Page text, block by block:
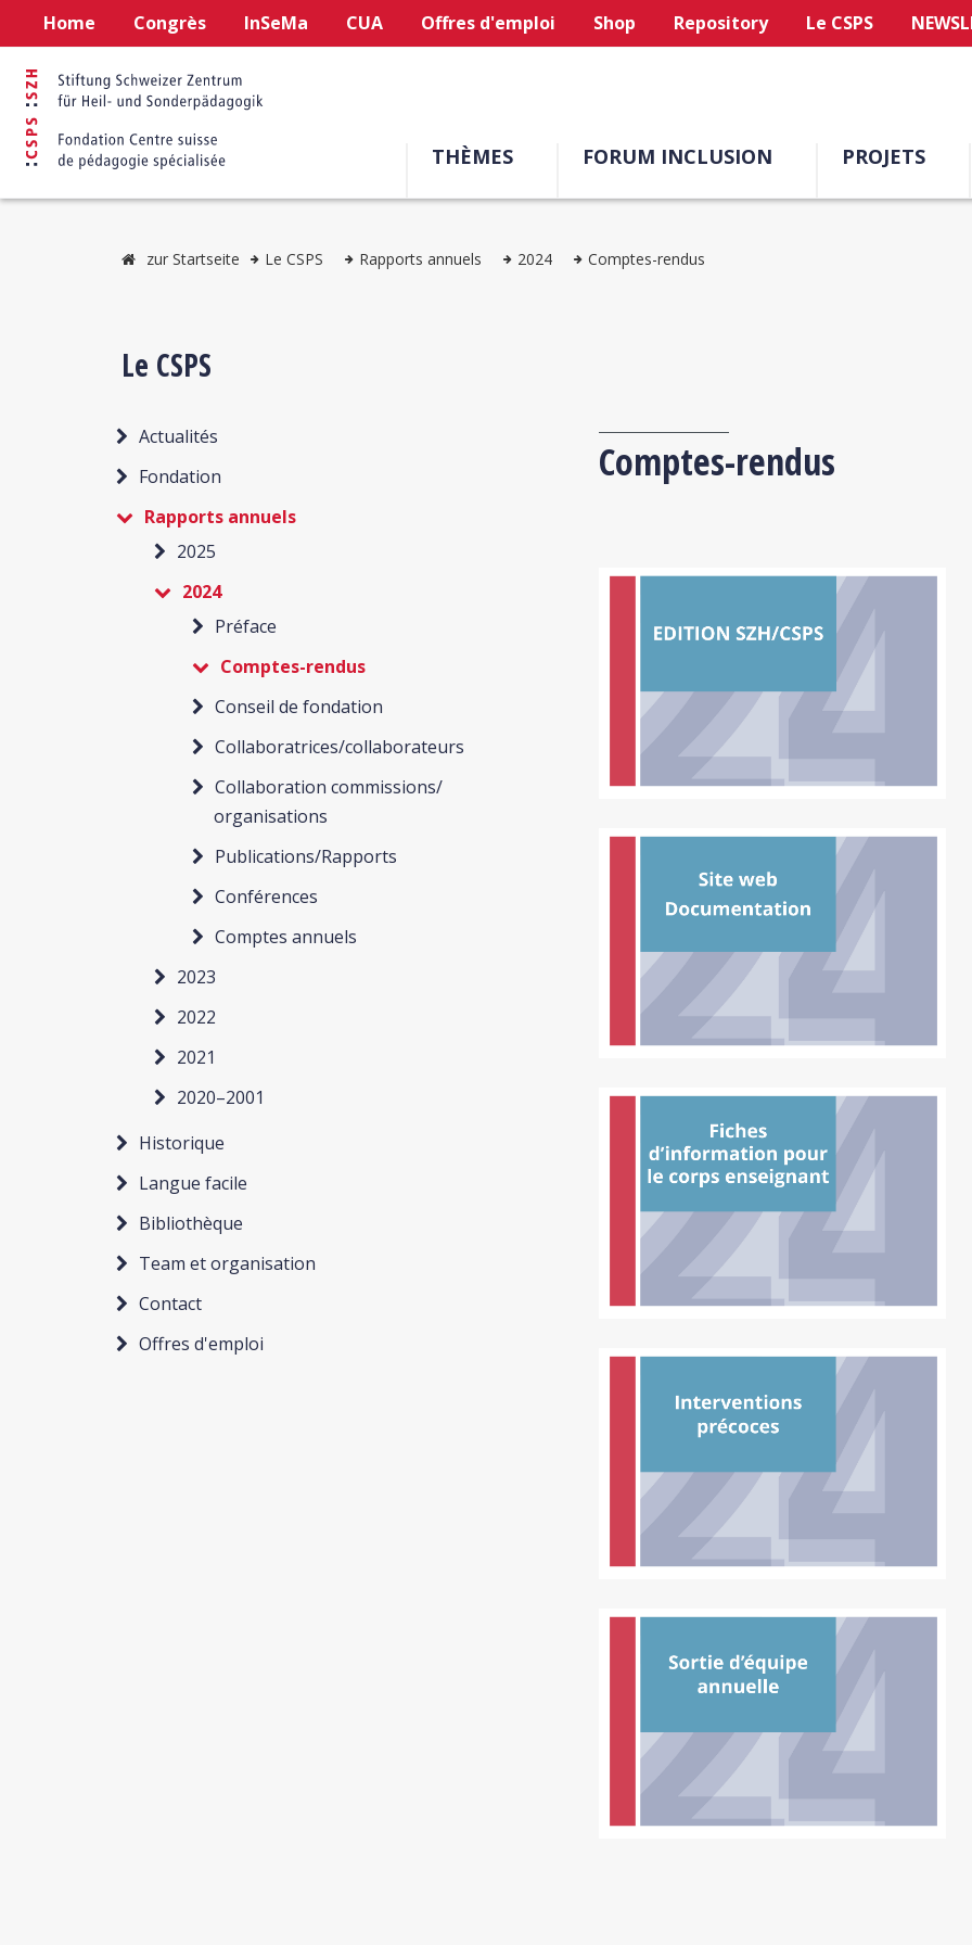
Home Congrès InSeMa CUA Offres d'emploi Shop Repository Le CSPS
THÈMES FORUM INCLUSION PROJETS
zur Startseite Le CSPS Rapports annuels 2024 Comptes-rendus
Le CSPS
Actualités
Fondation
Rapports annuels
2025
2024
Préface
Comptes-rendus
Conseil de fondation
Collaboratrices/collaborateurs
Collaboration commissions/
organisations
Publications/Rapports
Conférences
Comptes annuels
2023
2022
2021
2020–2001
Historique
Langue facile
Bibliothèque
Team et organisation
Contact
Offres d'emploi
Comptes-rendus